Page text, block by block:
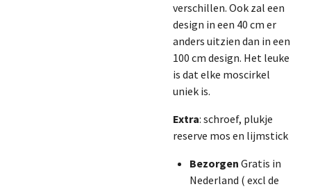
verschillen. Ook zal een
design in een 40 cm er
anders uitzien dan in een
100 cm design. Het leuke
is dat elke moscirkel
uniek is.
Extra: schroef, plukje
reserve mos en lijmstick
Bezorgen Gratis in
Nederland ( excl de